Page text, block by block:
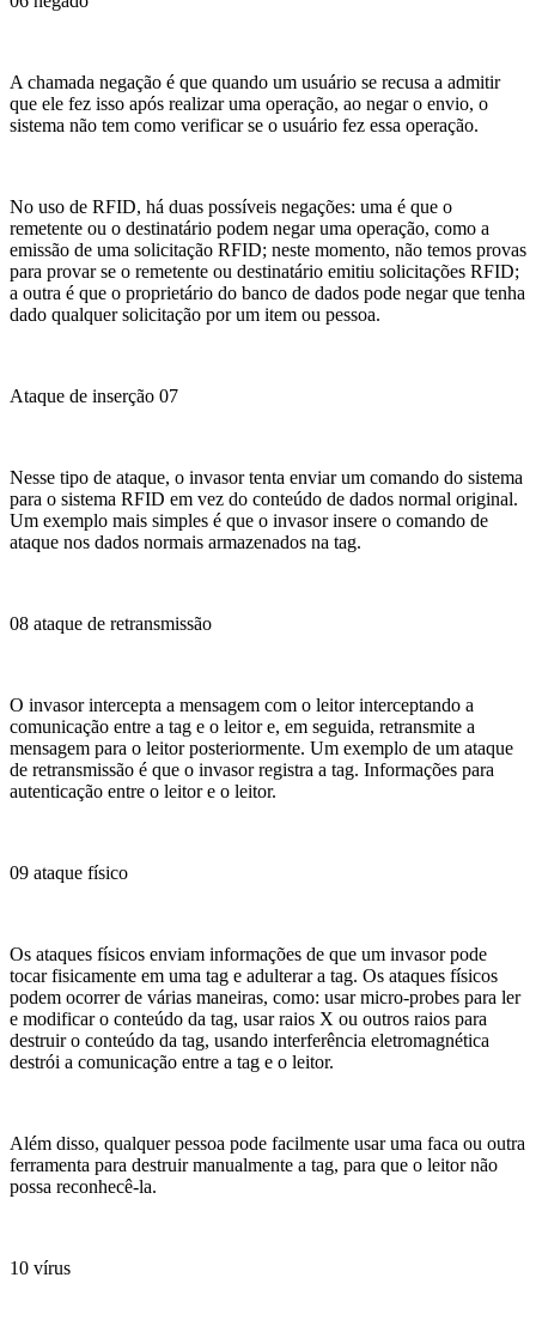
A chamada negação é que quando um usuário se recusa a admitir
que ele fez isso após realizar uma operação, ao negar o envio, o
sistema não tem como verificar se o usuário fez essa operação.
No uso de RFID, há duas possíveis negações: uma é que o
remetente ou o destinatário podem negar uma operação, como a
emissão de uma solicitação RFID; neste momento, não temos provas
para provar se o remetente ou destinatário emitiu solicitações RFID;
a outra é que o proprietário do banco de dados pode negar que tenha
dado qualquer solicitação por um item ou pessoa.
Ataque de inserção 07
Nesse tipo de ataque, o invasor tenta enviar um comando do sistema
para o sistema RFID em vez do conteúdo de dados normal original.
Um exemplo mais simples é que o invasor insere o comando de
ataque nos dados normais armazenados na tag.
08 ataque de retransmissão
O invasor intercepta a mensagem com o leitor interceptando a
comunicação entre a tag e o leitor e, em seguida, retransmite a
mensagem para o leitor posteriormente. Um exemplo de um ataque
de retransmissão é que o invasor registra a tag. Informações para
autenticação entre o leitor e o leitor.
09 ataque físico
Os ataques físicos enviam informações de que um invasor pode
tocar fisicamente em uma tag e adulterar a tag. Os ataques físicos
podem ocorrer de várias maneiras, como: usar micro-probes para ler
e modificar o conteúdo da tag, usar raios X ou outros raios para
destruir o conteúdo da tag, usando interferência eletromagnética
destrói a comunicação entre a tag e o leitor.
Além disso, qualquer pessoa pode facilmente usar uma faca ou outra
ferramenta para destruir manualmente a tag, para que o leitor não
possa reconhecê-la.
10 vírus